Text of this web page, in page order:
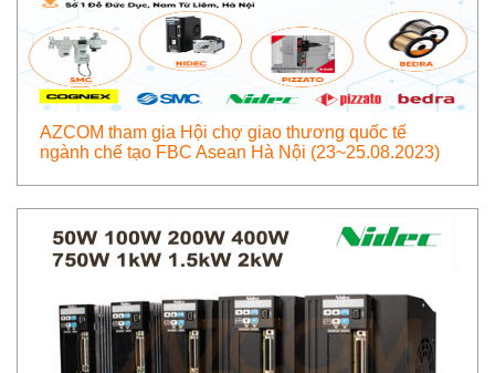
AZCOM tham gia Hội chợ giao thương quốc tế
ngành chế tạo FBC Asean Hà Nội (23~25.08.2023)